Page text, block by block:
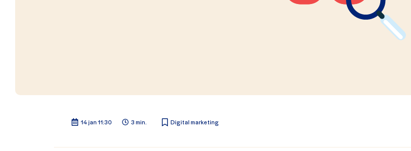
14 jan 11:30 3 min. Digital marketing